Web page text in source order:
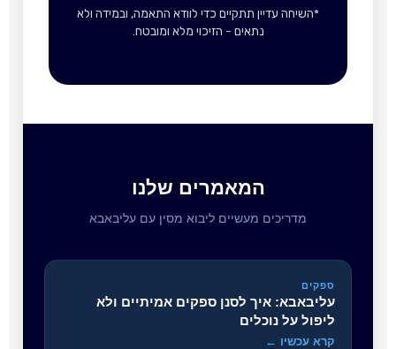
*השיחה עדיין תתקיים כדי לוודא התאמה, ובמידה ולא
נתאים - הזיכוי מלא ומובטח.
המאמרים שלנו
מדריכים מעשיים ליבוא מסין עם עליבאבא
ספקים
עליבאבא: איך לסנן ספקים אמיתיים ולא
ליפול על נוכלים
קרא עכשיו